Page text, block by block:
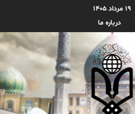
۱۹ مرداد ۱۴۰۵
درباره ما